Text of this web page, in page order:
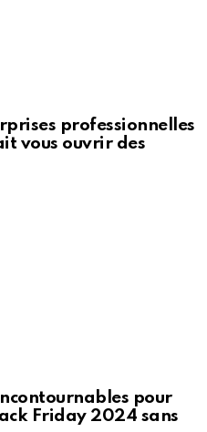
professionnelles
vous ouvrir des
pour
Friday 2024 sans